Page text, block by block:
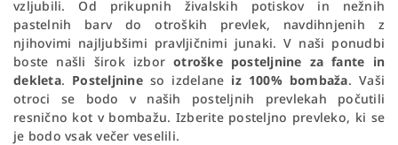
vzljubili. Od prikupnih živalskih potiskov in nežnih
pastelnih barv do otroških prevlek, navdihnjenih z
njihovimi najljubšimi pravljičnimi junaki. V naši ponudbi
boste našli širok izborotroške posteljnine za fante in
dekleta. Posteljnineso izdelane iz 100% bombaža. Vaši
otroci se bodo v naših posteljnih prevlekah počutili
resnično kot v bombažu. Izberite posteljno prevleko, ki se
je bodo vsak večer veselili.